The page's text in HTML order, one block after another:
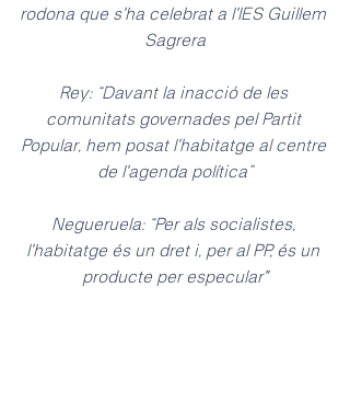
rodona que s'ha celebrat a l'IES Guillem
Sagrera
Rey: “Davant la inacció de les
comunitats governades pel Partit
Popular, hem posat l'habitatge al centre
de l'agenda política”
Negueruela: “Per als socialistes,
l'habitatge és un dret i, per al PP, és un
producte per especular"